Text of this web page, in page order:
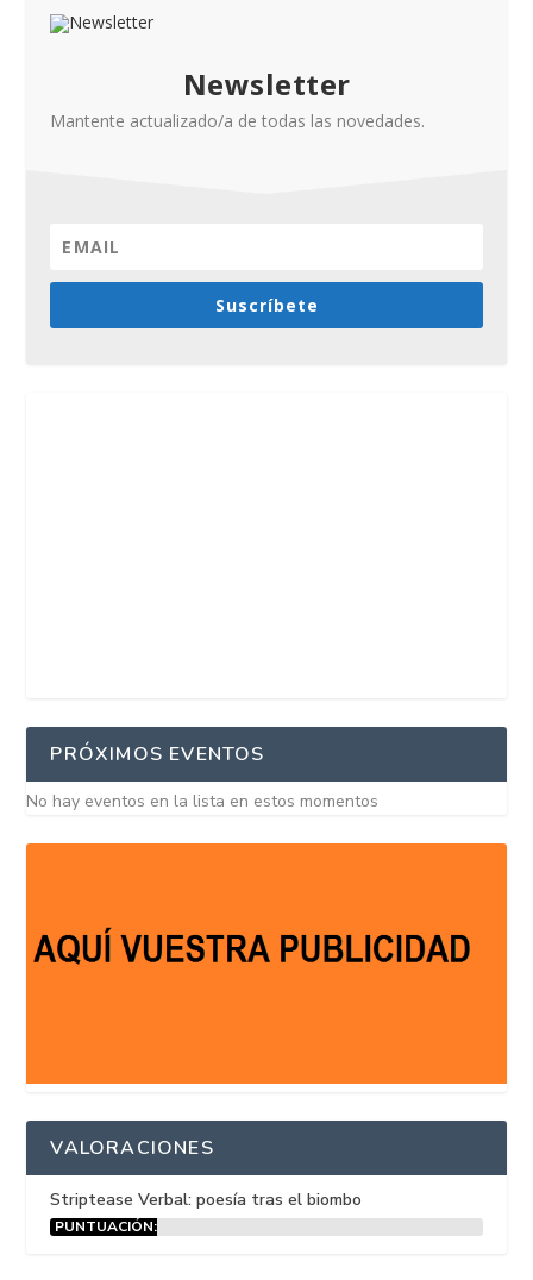
Newsletter
Mantente actualizado/a de todas las novedades.
Suscríbete
PRÓXIMOS EVENTOS
No hay eventos en la lista en estos momentos
VALORACIONES
Striptease Verbal: poesía tras el biombo
PUNTUACIÓN: